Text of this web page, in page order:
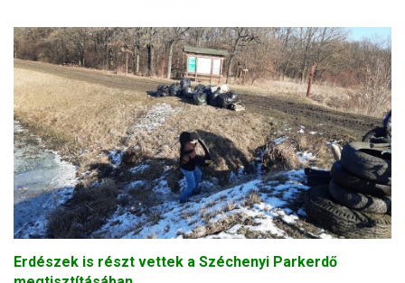
Erdészek is részt vettek a Széchenyi Parkerdő